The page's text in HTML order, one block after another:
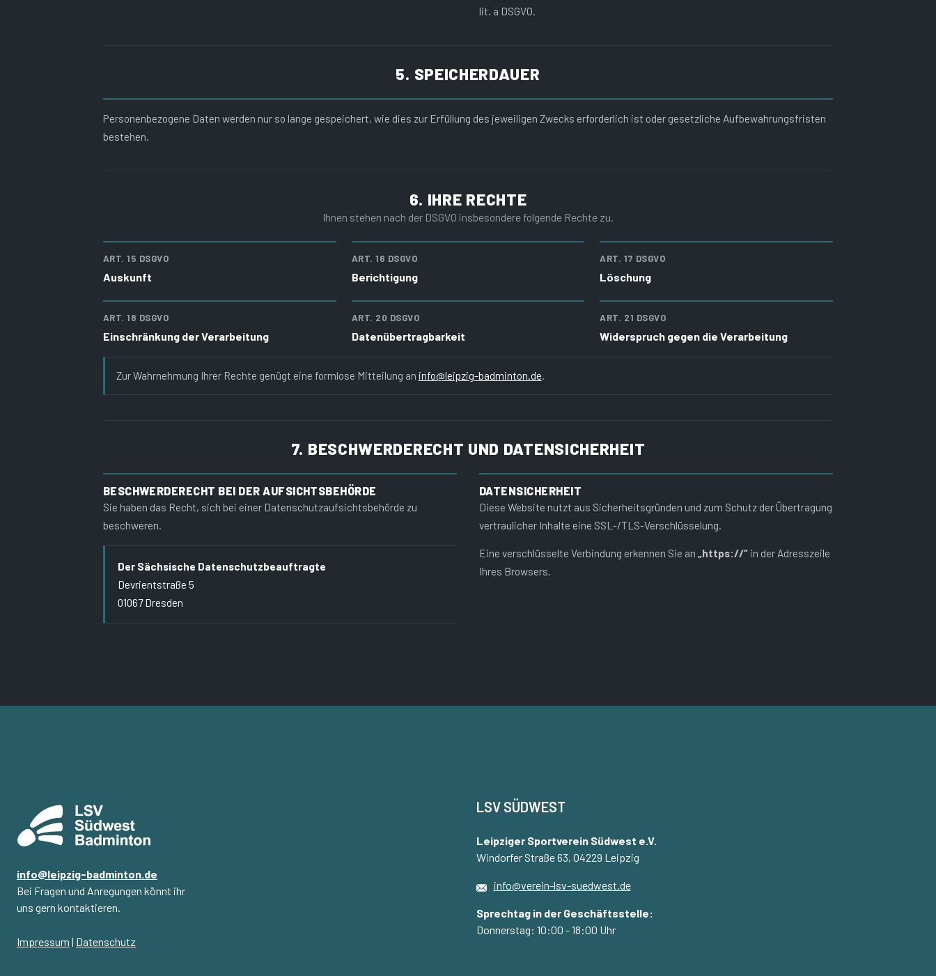
lit. a DSGVO.
5. SPEICHERDAUER
Personenbezogene Daten werden nur so lange gespeichert, wie dies zur Erfüllung des jeweiligen Zwecks erforderlich ist oder gesetzliche Aufbewahrungsfristen
bestehen.
6. IHRE RECHTE
Ihnen stehen nach der DSGVO insbesondere folgende Rechte zu.
ART. 15 DSGVO
Auskunft
ART. 16 DSGVO
Berichtigung
ART. 17 DSGVO
Löschung
ART. 18 DSGVO
Einschränkung der Verarbeitung
ART. 20 DSGVO
Datenübertragbarkeit
ART. 21 DSGVO
Widerspruch gegen die Verarbeitung
Zur Wahrnehmung Ihrer Rechte genügt eine formlose Mitteilung an info@leipzig-badminton.de.
7. BESCHWERDERECHT UND DATENSICHERHEIT
BESCHWERDERECHT BEI DER AUFSICHTSBEHÖRDE
Sie haben das Recht, sich bei einer Datenschutzaufsichtsbehörde zu
beschweren.
Der Sächsische Datenschutzbeauftragte
Devrientstraße 5
01067 Dresden
DATENSICHERHEIT
Diese Website nutzt aus Sicherheitsgründen und zum Schutz der Übertragung
vertraulicher Inhalte eine SSL-/TLS-Verschlüsselung.
Eine verschlüsselte Verbindung erkennen Sie an „https://“in der Adresszeile
Ihres Browsers.
info@leipzig-badminton.de
Bei Fragen und Anregungen könnt ihr
uns gern kontaktieren.
Impressum | Datenschutz
LSV SÜDWEST
Leipziger Sportverein Südwest e.V.
Windorfer Straße 63, 04229 Leipzig
info@verein-lsv-suedwest.de
Sprechtag in der Geschäftsstelle:
Donnerstag: 10:00 - 18:00 Uhr